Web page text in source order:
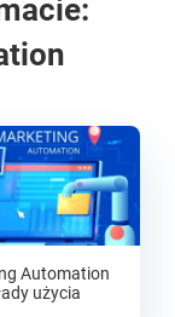
Automation
użycia